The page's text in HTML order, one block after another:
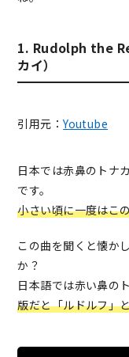
1. Rudolph the
カイ）
引用元：Youtube
日本では赤鼻のトナ
です。
小さい頃に一度はこ
この曲を聞くと懐か
か？
日本語では赤い鼻の
版だと「ルドルフ」